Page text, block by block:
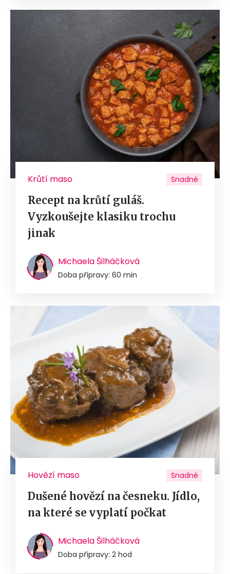
Krůtí maso Snadné
Recept na krůtí guláš.
Vyzkoušejte klasiku trochu
jinak
Michaela Šilháčková
Doba přípravy: 60 min
Hovězí maso Snadné
Dušené hovězí na česneku. Jídlo,
na které se vyplatí počkat
Michaela Šilháčková
Doba přípravy: 2 hod